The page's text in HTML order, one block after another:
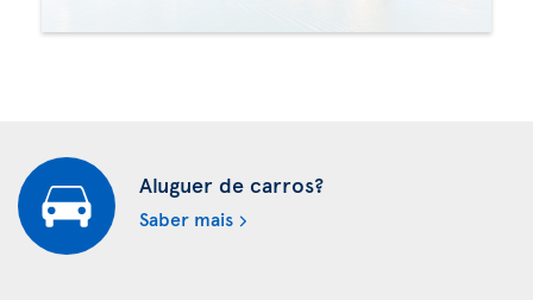
Aluguer de carros?
Saber mais